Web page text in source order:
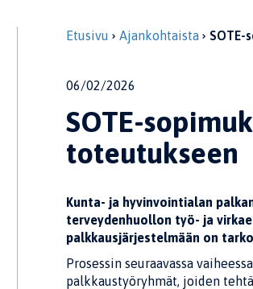
Etusivu Ajankohtaista
06/02/2026
SOTE-
toteutukseen
Kunta- ja hyvinvointialan
terveydenhuollon työ- ja
palkkausjärjestelmään on
Prosessin seuraavassa
palkkaustyöryhmät, joiden